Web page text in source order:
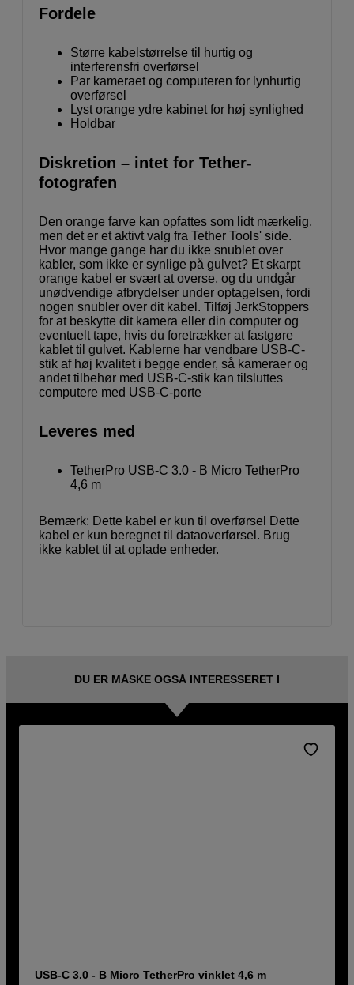
Fordele
Større kabelstørrelse til hurtig og
interferensfri overførsel
Par kameraet og computeren for lynhurtig
overførsel
Lyst orange ydre kabinet for høj synlighed
Holdbar
Diskretion – intet for Tether-
fotografen
Den orange farve kan opfattes som lidt mærkelig,
men det er et aktivt valg fra Tether Tools' side.
Hvor mange gange har du ikke snublet over
kabler, som ikke er synlige på gulvet? Et skarpt
orange kabel er svært at overse, og du undgår
unødvendige afbrydelser under optagelsen, fordi
nogen snubler over dit kabel. Tilføj JerkStoppers
for at beskytte dit kamera eller din computer og
eventuelt tape, hvis du foretrækker at fastgøre
kablet til gulvet. Kablerne har vendbare USB-C-
stik af høj kvalitet i begge ender, så kameraer og
andet tilbehør med USB-C-stik kan tilsluttes
computere med USB-C-porte
Leveres med
TetherPro USB-C 3.0 - B Micro TetherPro
4,6 m
Bemærk: Dette kabel er kun til overførsel Dette
kabel er kun beregnet til dataoverførsel. Brug
ikke kablet til at oplade enheder.
DU ER MÅSKE OGSÅ INTERESSERET I
USB-C 3.0 - B Micro TetherPro vinklet 4,6 m